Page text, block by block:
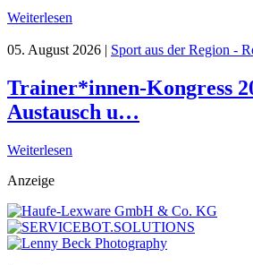
Weiterlesen
05. August 2026 | Sport aus der Region -
Trainer*innen-Kongress
Austausch u…
Weiterlesen
Anzeige